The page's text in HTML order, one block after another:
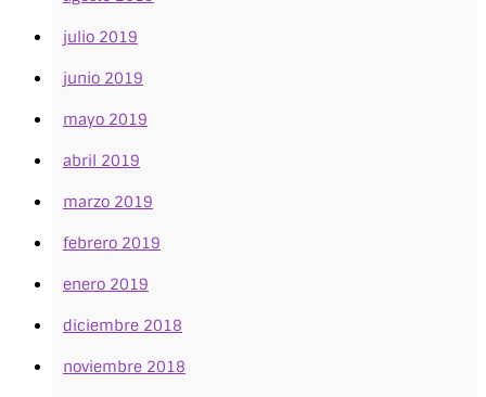
julio 2019
junio 2019
mayo 2019
abril 2019
marzo 2019
febrero 2019
enero 2019
diciembre 2018
noviembre 2018